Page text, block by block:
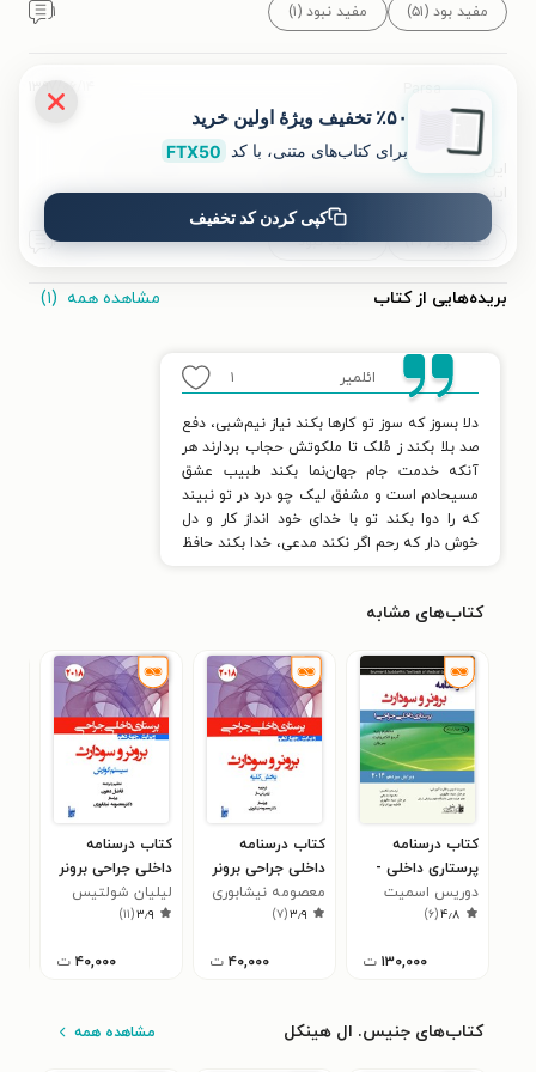
مفید بود (۵۱) مفید نبود (۱) ۱
P
Parsa ۱۳۹۷/۰۶/۱۴
این جوکه ؟ یا جدی جدی کتاب درسی ۳۰۰ صفحه‌ای رو باید
اینجوری بخونیم ؟ ایپاب ؟ واقعا؟
مفید بود (۲۲) مفید نبود ۴
بریده‌هایی از کتاب مشاهده همه (۱)
ائلمیر ۱
دلا بسوز که سوز تو کارها بکند نیاز نیم‌شبی، دفع
صد بلا بکند ز مُلک تا ملکوتش حجاب بردارند هر
آنکه خدمت جام جهان‌نما بکند طبیب عشق
مسیحادم است و مشفق لیک چو درد در تو نبیند
که را دوا بکند تو با خدای خود انداز کار و دل
خوش دار که رحم اگر نکند مدعی، خدا بکند حافظ
کتاب‌های مشابه
کتاب درسنامه
پرستاری داخلی -
جراحی برونر
سودارث، جلد اول،
سیزدهم)
دوریس اسمیت
سودارث
۴٫۸(۶)
۱۳۰,۰۰۰ ت
کتاب درسنامه
داخلی جراحی برونر
سودارث 2018
بخش دوازدهم کلیه
معصومه نیشابوری
۳٫۹(۷)
۴۰,۰۰۰ ت
کتاب درسنامه
داخلی جراحی برونر
سودارث ۲۰۱۸ بخش
دهم سیستم
لیلیان شولتیس
برونر۳٫۹(۱۱)
۴۰,۰۰۰ ت
کتاب‌های جنیس. ال هینکل مشاهده همه
٪۵۰ تخفیف ویژۀ اولین خرید
برای کتاب‌های متنی، با کد FTX50
کپی کردن کد تخفیف